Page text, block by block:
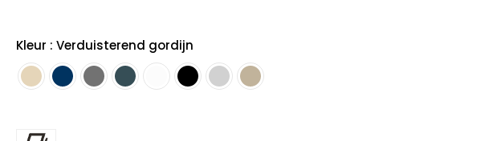
Kleur : Verduisterend gordijn